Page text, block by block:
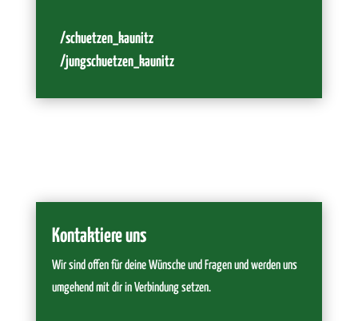
/schuetzen_kaunitz
/jungschuetzen_kaunitz
Kontaktiere uns
Wir sind offen für deine Wünsche und Fragen und werden uns
umgehend mit dir in Verbindung setzen.